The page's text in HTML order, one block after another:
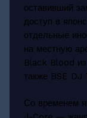
оставивший
доступ в
отдельные
на местную
Black Blood
также BSE DJ
Со временем